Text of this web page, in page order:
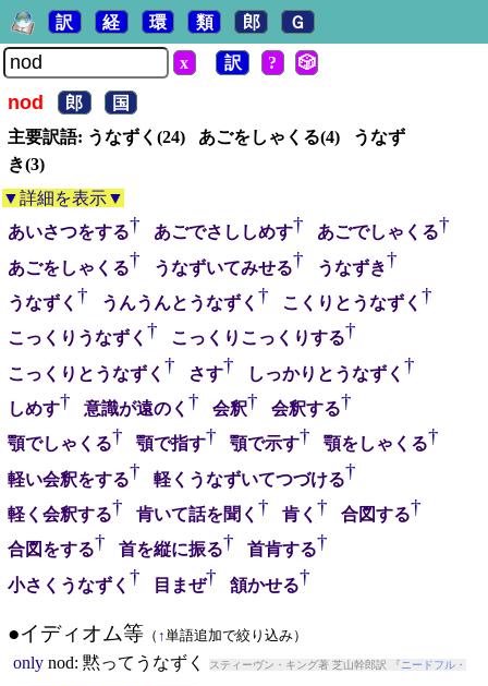
訳 経 環 類 郎 Ｇ
x 訳 ? 🎲
nod 郎
国
主要訳語: うなずく(24) あごをしゃくる(4) うなず
き(3)
▼詳細を表示▼
あいさつをする† あごでさししめす† あごでしゃくる†
あごをしゃくる† うなずいてみせる† うなずき†
うなずく † うんうんとうなずく † こくりとうなずく †
こっくりうなずく † こっくりこっくりする†
こっくりとうなずく † さす† しっかりとうなずく †
しめす† 意識が遠のく † 会釈† 会釈する†
顎でしゃくる† 顎で指す† 顎で示す† 顎をしゃくる†
軽い会釈をする† 軽くうなずいてつづける†
軽く会釈する† 肯いて話を聞く † 肯く † 合図する†
合図をする† 首を縦に振る† 首肯する†
小さくうなずく † 目まぜ† 頷かせる†
●イディオム等（ ↑単語追加で絞り込み）
only nod: 黙ってうなずく スティーヴン・キング著 芝山幹郎訳 『 ニードフル・